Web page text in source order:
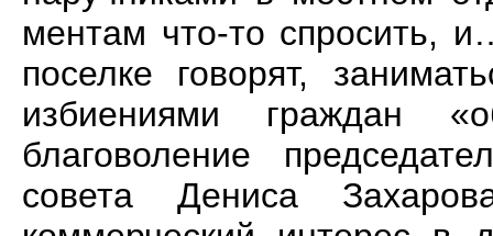
ментам что-то спросить,
поселке говорят,
избиениями граждан
благоволение
совета Дениса